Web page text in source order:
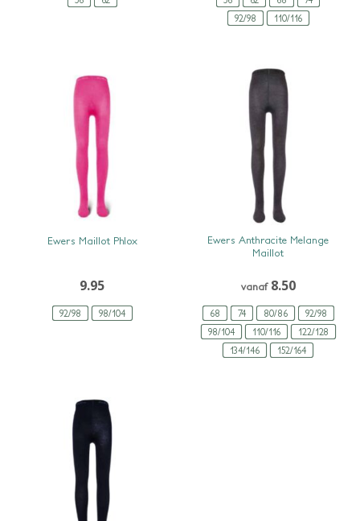
92/98
110/116
92/98 98/104
Ewers Maillot Phlox
9.95
SNEL BEKIJKEN
68 74 80/86
92/98
98/104
110/116
122/128
134/146
152/164
Ewers Anthracite Melange
Maillot
vanaf 8.50